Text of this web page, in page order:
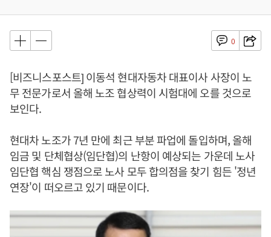
0
[비즈니스포스트] 이동석 현대자동차 대표이사 사장이 노
무 전문가로서 올해 노조 협상력이 시험대에 오를 것으로
보인다.
현대차 노조가 7년 만에 최근 부분 파업에 돌입하며, 올해
임금 및 단체협상(임단협)의 난항이 예상되는 가운데 노사
임단협 핵심 쟁점으로 노사 모두 합의점을 찾기 힘든 '정년
연장'이 떠오르고 있기 때문이다.